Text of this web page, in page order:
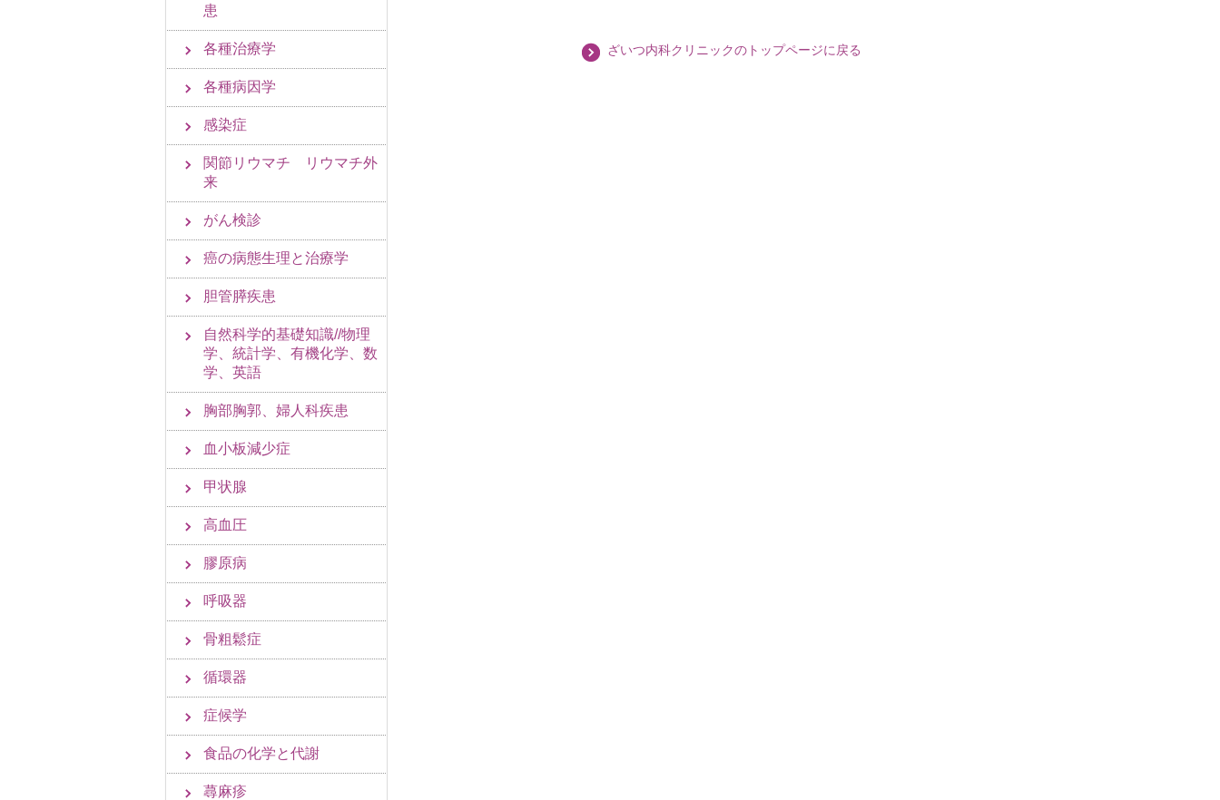
ざいつ内科クリニックのトップページに戻る
患
各種治療学
各種病因学
感染症
関節リウマチ リウマチ外
来
がん検診
癌の病態生理と治療学
胆管膵疾患
自然科学的基礎知識//物理
学、統計学、有機化学、数
学、英語
胸部胸郭、婦人科疾患
血小板減少症
甲状腺
高血圧
膠原病
呼吸器
骨粗鬆症
循環器
症候学
食品の化学と代謝
蕁麻疹